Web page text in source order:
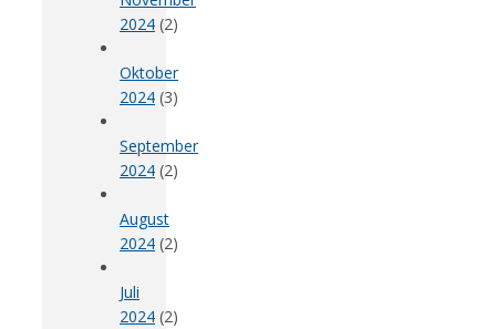
2024 (2)
Oktober
2024 (3)
September
2024 (2)
August
2024 (2)
Juli
2024 (2)